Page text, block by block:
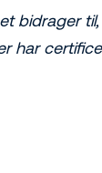
bidrager
har